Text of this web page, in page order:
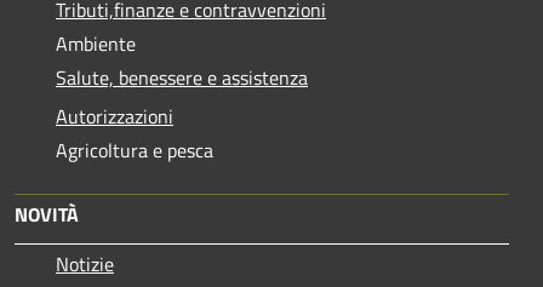
Tributi,finanze e contravvenzioni
Ambiente
Salute, benessere e assistenza
Autorizzazioni
Agricoltura e pesca
NOVITÀ
Notizie